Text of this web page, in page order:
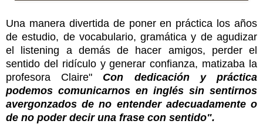
Una manera divertida de poner en práctica los años
de estudio, de vocabulario, gramática y de agudizar
el listening a demás de hacer amigos, perder el
sentido del ridículo y generar confianza, matizaba la
profesora Claire" Con dedicación y práctica
podemos comunicarnos en inglés sin sentirnos
avergonzados de no entender adecuadamente o
de no poder decir una frase con sentido".